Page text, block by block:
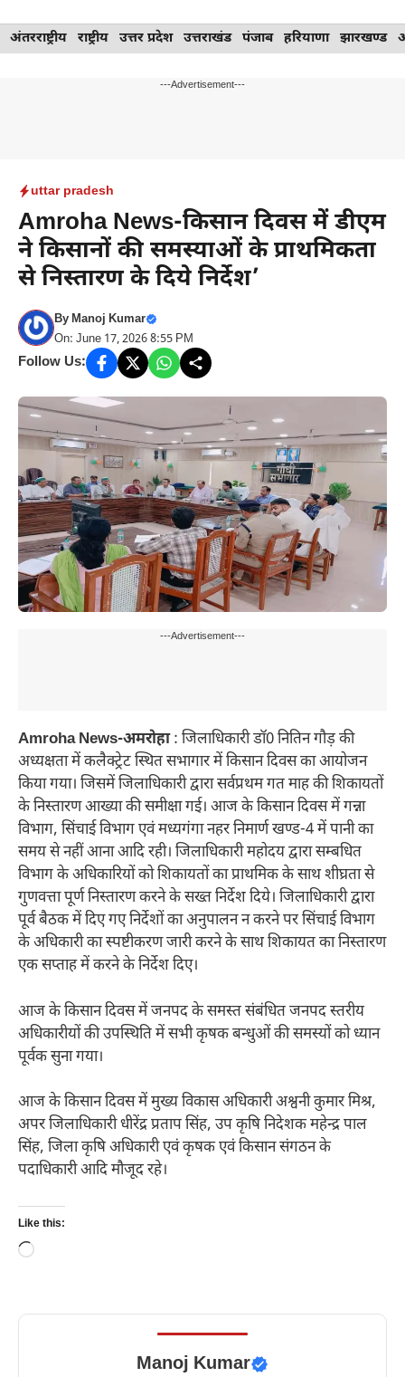
Skip
to
अंतरराष्ट्रीय राष्ट्रीय उत्तर प्रदेश उत्तराखंड पंजाब हरियाणा झारखण्ड
---Advertisement---
uttar pradesh
Amroha News-किसान दिवस में डीएम
ने किसानों की समस्याओं के प्राथमिकता
से निस्तारण के दिये निर्देश’
ByManoj Kumar
On: June 17, 2026 8:55 PM
Follow Us:
---Advertisement---
Amroha News-अमरोहा: जिलाधिकारी डॉ0 नितिन गौड़ की
अध्यक्षता में कलैक्ट्रेट स्थित सभागार में किसान दिवस का आयोजन
किया गया। जिसमें जिलाधिकारी द्वारा सर्वप्रथम गत माह की शिकायतों
के निस्तारण आख्या की समीक्षा गई। आज के किसान दिवस में गन्ना
विभाग, सिंचाई विभाग एवं मध्यगंगा नहर निमार्ण खण्ड-4 में पानी का
समय से नहीं आना आदि रही। जिलाधिकारी महोदय द्वारा सम्बधित
विभाग के अधिकारियों को शिकायतों का प्राथमिक के साथ शीघ्रता से
गुणवत्ता पूर्ण निस्तारण करने के सख्त निर्देश दिये। जिलाधिकारी द्वारा
पूर्व बैठक में दिए गए निर्देशों का अनुपालन न करने पर सिंचाई विभाग
के अधिकारी का स्पष्टीकरण जारी करने के साथ शिकायत का निस्तारण
एक सप्ताह में करने के निर्देश दिए।
आज के किसान दिवस में जनपद के समस्त संबंधित जनपद स्तरीय
अधिकारीयों की उपस्थिति में सभी कृषक बन्धुओं की समस्यों को ध्यान
पूर्वक सुना गया।
आज के किसान दिवस में मुख्य विकास अधिकारी अश्वनी कुमार मिश्र,
अपर जिलाधिकारी धीरेंद्र प्रताप सिंह, उप कृषि निदेशक महेन्द्र पाल
सिंह, जिला कृषि अधिकारी एवं कृषक एवं किसान संगठन के
पदाधिकारी आदि मौजूद रहे।
Like this:
Loading…
Manoj Kumar